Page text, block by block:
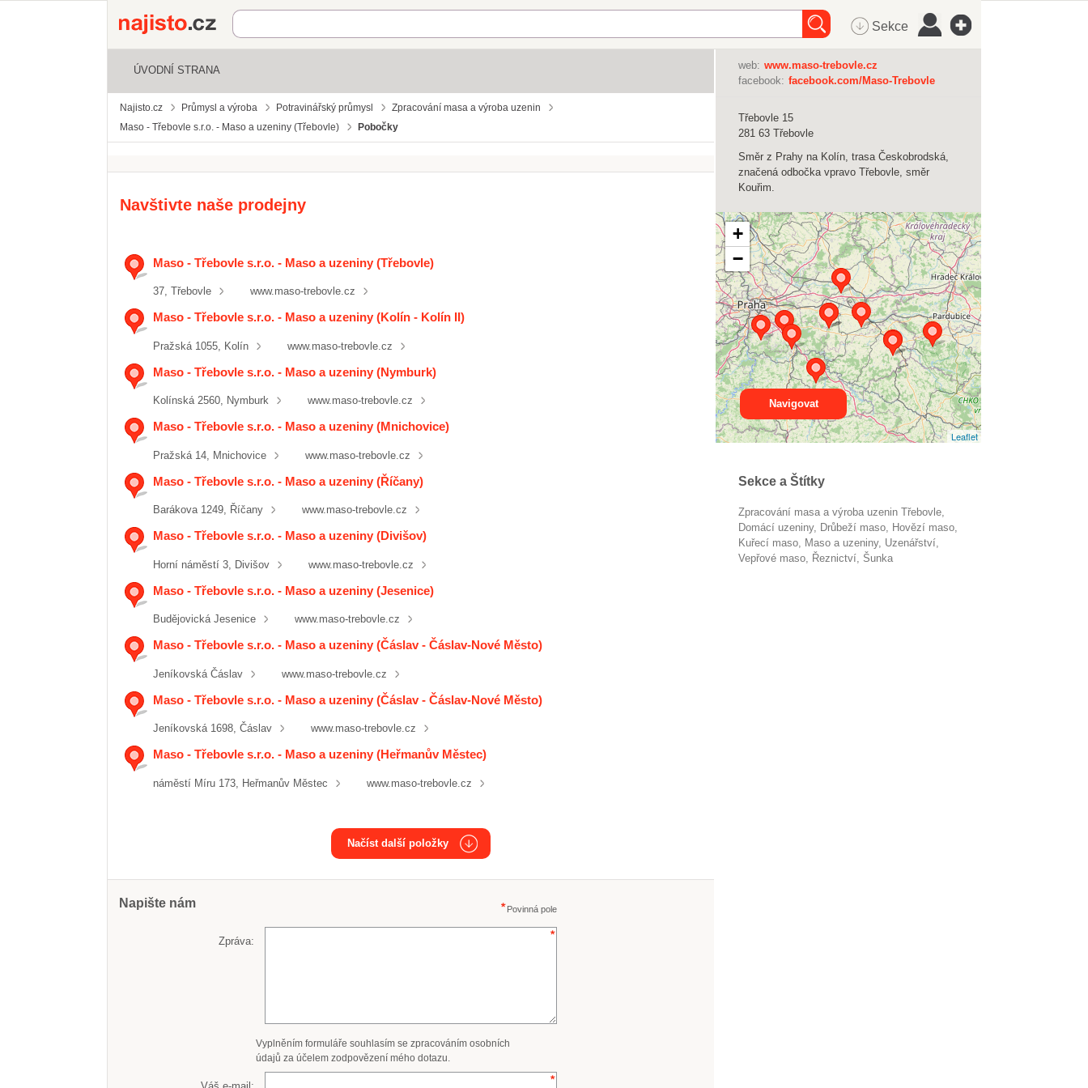
Najisto.cz Sekce
ÚVODNÍ STRANA
Najisto.cz Průmysl a výroba Potravinářský průmysl
Zpracování masa a výroba uzenin
Maso - Třebovle s.r.o. - Maso a uzeniny (Třebovle)
Pobočky
Navštivte naše prodejny
Maso - Třebovle s.r.o. - Maso a uzeniny (Třebovle)
37, Třebovle www.maso-trebovle.cz
Maso - Třebovle s.r.o. - Maso a uzeniny (Kolín - Kolín II)
Pražská 1055, Kolín www.maso-trebovle.cz
Maso - Třebovle s.r.o. - Maso a uzeniny (Nymburk)
Kolínská 2560, Nymburk www.maso-trebovle.cz
Maso - Třebovle s.r.o. - Maso a uzeniny (Mnichovice)
Pražská 14, Mnichovice www.maso-trebovle.cz
Maso - Třebovle s.r.o. - Maso a uzeniny (Říčany)
Barákova 1249, Říčany www.maso-trebovle.cz
Maso - Třebovle s.r.o. - Maso a uzeniny (Divišov)
Horní náměstí 3, Divišov www.maso-trebovle.cz
Maso - Třebovle s.r.o. - Maso a uzeniny (Jesenice)
Budějovická Jesenice www.maso-trebovle.cz
Maso - Třebovle s.r.o. - Maso a uzeniny (Čáslav - Čáslav-Nové Město)
Jeníkovská Čáslav www.maso-trebovle.cz
Maso - Třebovle s.r.o. - Maso a uzeniny (Čáslav - Čáslav-Nové Město)
Jeníkovská 1698, Čáslav www.maso-trebovle.cz
Maso - Třebovle s.r.o. - Maso a uzeniny (Heřmanův Městec)
náměstí Míru 173, Heřmanův Městec www.maso-trebovle.cz
Načíst další položky
Napište nám Povinná pole
Zpráva:
Vyplněním formuláře souhlasím se zpracováním osobních
údajů za účelem zodpovězení mého dotazu.
web: www.maso-trebovle.cz
facebook: facebook.com/Maso-Trebovle
Třebovle 15
281 63 Třebovle
Směr z Prahy na Kolín, trasa Českobrodská,
značená odbočka vpravo Třebovle, směr
Kouřim.
+
−
Leaflet
Navigovat
Sekce a Štítky
Zpracování masa a výroba uzenin Třebovle
domácí uzeniny
drůbeží maso
hovězí maso
kuřecí maso
Maso a uzeniny
uzenářství
vepřové maso
řeznictví šunka